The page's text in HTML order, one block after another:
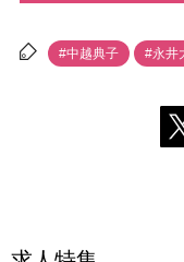
#中越典子 #永井